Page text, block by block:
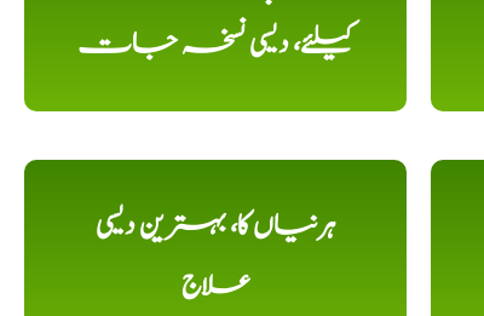
کیلئے، دیسی نسخہ جات
ہرنیاں کا، بہترین دیسی
علاج